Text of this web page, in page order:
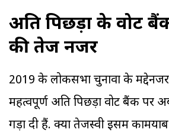
अति पिछड़ों के वोट
की तेज नजर
2019 के लोकसभा चुनावों के
महत्वपूर्ण अति पिछड़ा वोट बैंक पर
गड़ा दी हैं. क्या तेजस्वी इसमें